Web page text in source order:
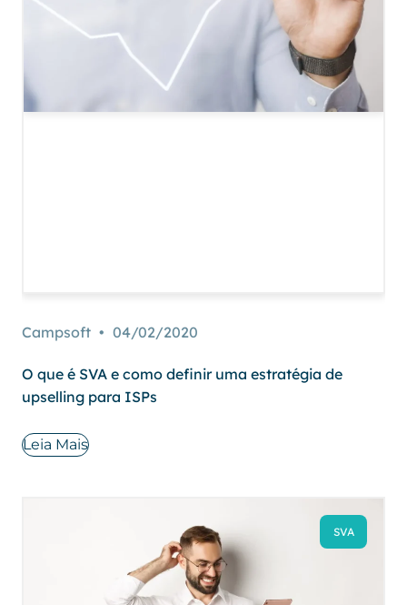
O que é SVA e como definir uma estratégia de
upselling para ISPs
Leia Mais
Campsoft 04/02/2020
SVA